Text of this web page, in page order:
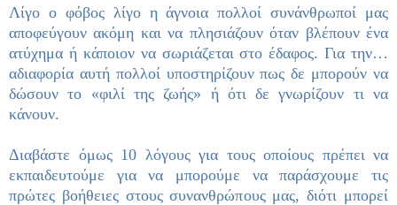
Λίγο ο φόβος λίγο η άγνοια πολλοί συνάνθρωποί μας
αποφεύγουν ακόμη και να πλησιάζουν όταν βλέπουν ένα
ατύχημα ή κάποιον να σωριάζεται στο έδαφος. Για την…
αδιαφορία αυτή πολλοί υποστηρίζουν πως δε μπορούν να
δώσουν το «φιλί της ζωής» ή ότι δε γνωρίζουν τι να
κάνουν.
Διαβάστε όμως 10 λόγους για τους οποίους πρέπει να
εκπαιδευτούμε για να μπορούμε να παράσχουμε τις
πρώτες βοήθειες στους συνανθρώπους μας, διότι μπορεί